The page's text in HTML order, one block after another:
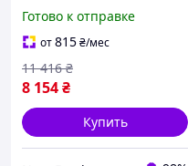
белый First GN-12475
Готово к отправке
от815₴/мес
8 154₴
11 416 ₴
Купить